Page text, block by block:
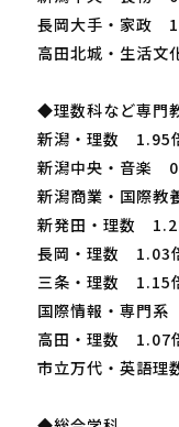
長岡大手・家政
高田北城・生活
◆理数科など専門
新潟・理数 1.95
新潟中央・音楽
新潟商業・国際
新発田・理数
長岡・理数 1.03
三条・理数 1.15
国際情報・専門
高田・理数 1.07
市立万代・英語